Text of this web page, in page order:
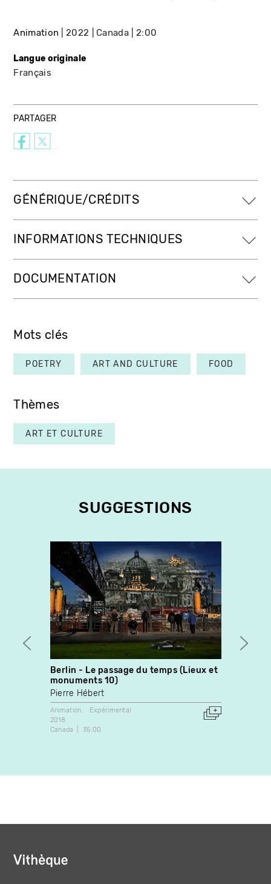
Animation 2022 Canada 2:00
Langue originale
Français
PARTAGER
GÉNÉRIQUE/CRÉDITS
INFORMATIONS TECHNIQUES
DOCUMENTATION
Mots clés
POETRY ART AND CULTURE FOOD
Thèmes
ART ET CULTURE
SUGGESTIONS
Berlin - Le passage du temps (Lieux et
monuments 10)
Pierre Hébert
Animation
Expérimental
2018
Canada
35:00